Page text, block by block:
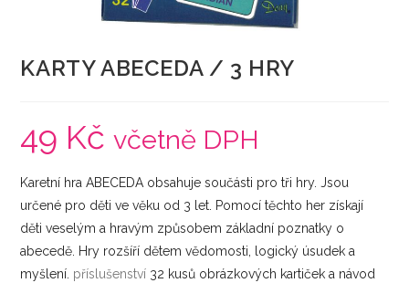
KARTY ABECEDA / 3 HRY
49 Kč včetně DPH
Karetní hra ABECEDA obsahuje součásti pro tři hry. Jsou
určené pro děti ve věku od 3 let. Pomocí těchto her získají
děti veselým a hravým způsobem základní poznatky o
abecedě. Hry rozšíří dětem vědomosti, logický úsudek a
myšlení. příslušenství 32 kusů obrázkových kartiček a návod